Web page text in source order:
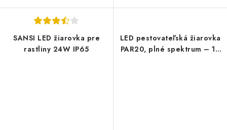
SANSI LED žiarovka pre
rastliny 24W IP65
LED pestovateľská žiarovka
PAR20, plné spektrum – 10